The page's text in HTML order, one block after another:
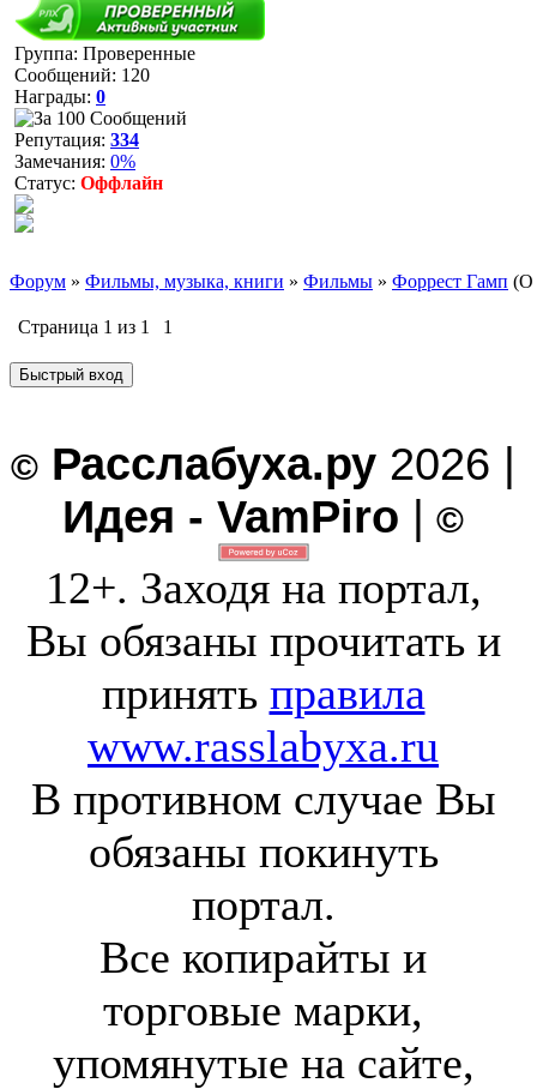
Группа: Проверенные
Сообщений: 120
Награды: 0
Репутация: 334
Замечания: 0%
Статус: Оффлайн
Форум » Фильмы, музыка, книги » Фильмы » Форрест Гамп (О
Страница 1 из 1 1
© Расслабуха.ру 2026 |
Идея - VamPiro | ©
12+. Заходя на портал,
Вы обязаны прочитать и
принять правила
www.rasslabyxa.ru
В противном случае Вы
обязаны покинуть
портал.
Все копирайты и
торговые марки,
упомянутые на сайте,